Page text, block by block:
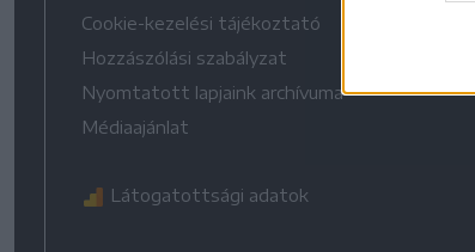
Cookie-kezelési tájékoztató
Hozzászólási szabályzat
Nyomtatott lapjaink archívuma
Médiaajánlat
Látogatottsági adatok